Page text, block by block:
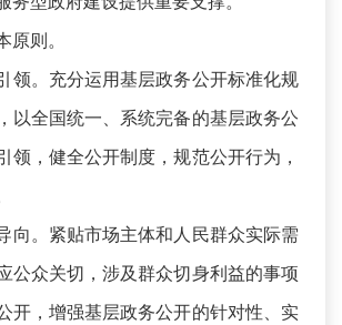
原则。
领。充分运用基层政务公开标准化规
以全国统一、系统完备的基层政务公
领，健全公开制度，规范公开行为，
向。紧贴市场主体和人民群众实际需
公众关切，涉及群众切身利益的事项
开，增强基层政务公开的针对性、实